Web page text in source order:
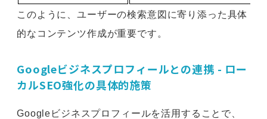
このように、ユーザーの検索意図に寄り添った具体
的なコンテンツ作成が重要です。
Googleビジネスプロフィールとの連携 - ロー
カルSEO強化の具体的施策
Googleビジネスプロフィールを活用することで、